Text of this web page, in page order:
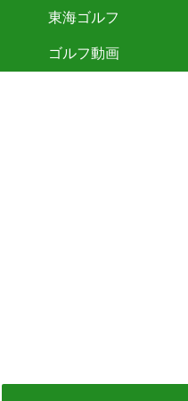
東海ゴルフ
ゴルフ動画